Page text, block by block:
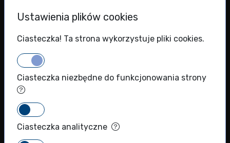
NIP: 5271011366
+48 (22) 720 71 40
info@biokom.com.pl
MENU
Sklep
Ustawienia plików cookies
Ciasteczka! Ta strona wykorzystuje pliki cookies.
Ciasteczka niezbędne do funkcjonowania strony
Ciasteczka analityczne